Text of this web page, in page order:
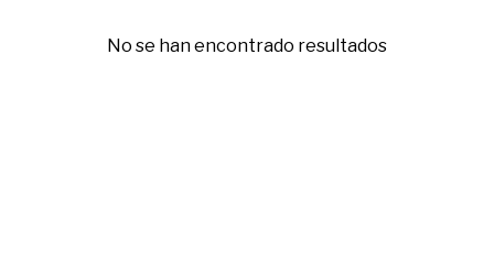
No se han encontrado resultados